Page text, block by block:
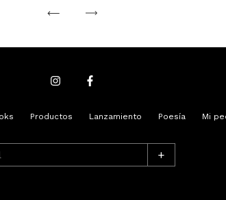
Productos Lanzamiento Poesía Mi
+